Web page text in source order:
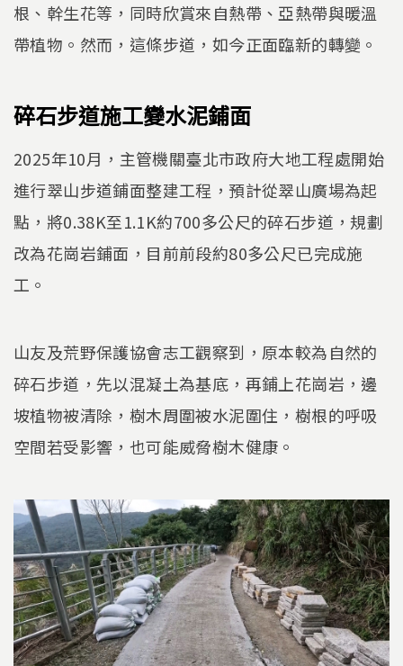
根、幹生花等，同時欣賞來自熱帶、亞熱帶與暖溫
帶植物。然而，這條步道，如今正面臨新的轉變。
碎石步道施工變水泥鋪面
2025年10月，主管機關臺北市政府大地工程處開始
進行翠山步道鋪面整建工程，預計從翠山廣場為起
點，將0.38K至1.1K約700多公尺的碎石步道，規劃
改為花崗岩鋪面，目前前段約80多公尺已完成施
工。
山友及荒野保護協會志工觀察到，原本較為自然的
碎石步道，先以混凝土為基底，再鋪上花崗岩，邊
坡植物被清除，樹木周圍被水泥圍住，樹根的呼吸
空間若受影響，也可能威脅樹木健康。